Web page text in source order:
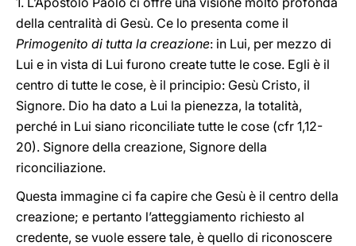
della centralità di Gesù. Ce lo presenta come il
Primogenito di tutta la creazione: in Lui, per mezzo di
Lui e in vista di Lui furono create tutte le cose. Egli è il
centro di tutte le cose, è il principio: Gesù Cristo, il
Signore. Dio ha dato a Lui la pienezza, la totalità,
perché in Lui siano riconciliate tutte le cose (cfr 1,12-
20). Signore della creazione, Signore della
riconciliazione.
Questa immagine ci fa capire che Gesù è il centro della
creazione; e pertanto l’atteggiamento richiesto al
credente, se vuole essere tale, è quello di riconoscere